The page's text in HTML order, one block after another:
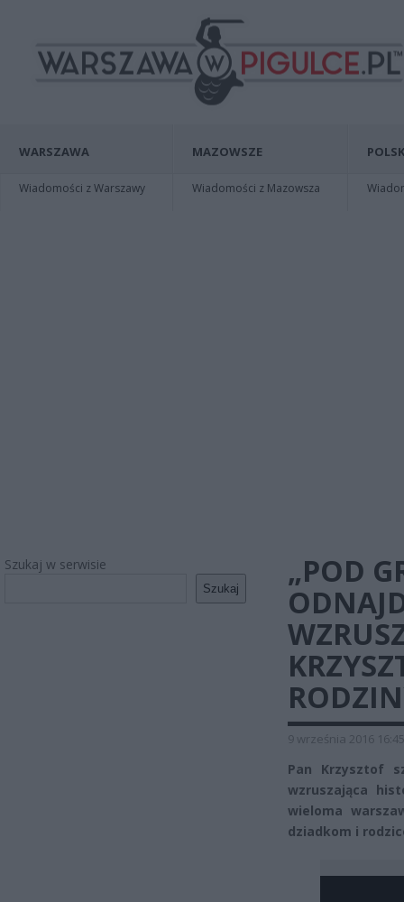
WARSZAWA
Wiadomości z Warszawy
MAZOWSZE
Wiadomości z Mazowsza
Szukaj w serwisie
Szukaj
„POD
9 września 2016 16:45
Pan Krzysztof
wzruszająca
wieloma
dziadkom i